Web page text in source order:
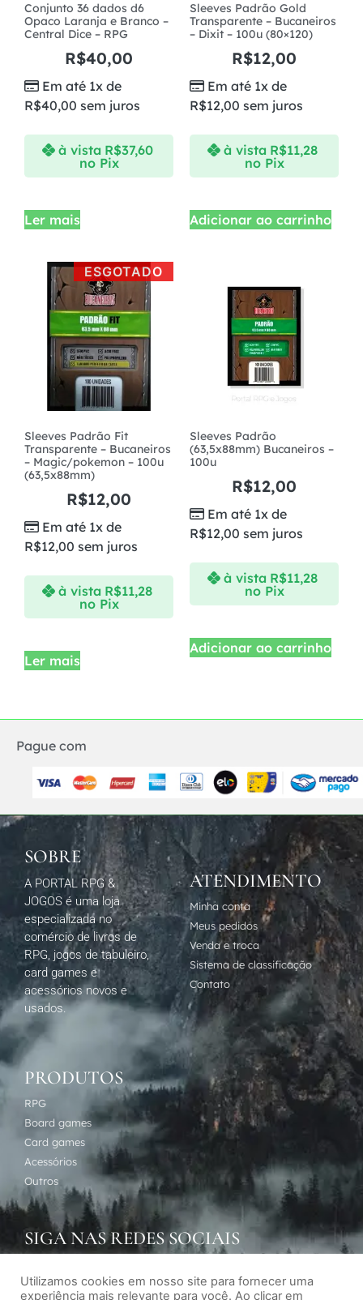
Conjunto 36 dados d6
Opaco Laranja e Branco –
Central Dice – RPG
R$40,00
Em até 1x de
R$40,00 sem juros
à vista R$37,60
no Pix
Ler mais
Sleeves Padrão Gold
Transparente – Bucaneiros
– Dixit – 100u (80×120)
R$12,00
Em até 1x de
R$12,00 sem juros
à vista R$11,28
no Pix
Adicionar ao carrinho
ESGOTADO
Sleeves Padrão Fit
Transparente – Bucaneiros
– Magic/pokemon – 100u
(63,5x88mm)
R$12,00
Em até 1x de
R$12,00 sem juros
à vista R$11,28
no Pix
Ler mais
Sleeves Padrão
(63,5x88mm) Bucaneiros –
100u
R$12,00
Em até 1x de
R$12,00 sem juros
à vista R$11,28
no Pix
Adicionar ao carrinho
Pague com
SOBRE
A PORTAL RPG &
JOGOS é uma loja
especializada no
comércio de livros de
RPG, jogos de tabuleiro,
card games e
acessórios novos e
usados.
ATENDIMENTO
Minha conta
Meus pedidos
Venda e troca
Sistema de classificação
Contato
PRODUTOS
RPG
Board games
Card games
Acessórios
Outros
SIGA NAS REDES SOCIAIS
Utilizamos cookies em nosso site para fornecer uma
experiência mais relevante para você. Ao clicar em